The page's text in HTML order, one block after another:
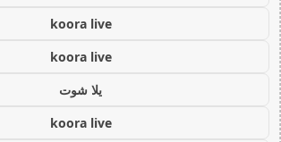
koora live
koora live
يلا شوت
koora live